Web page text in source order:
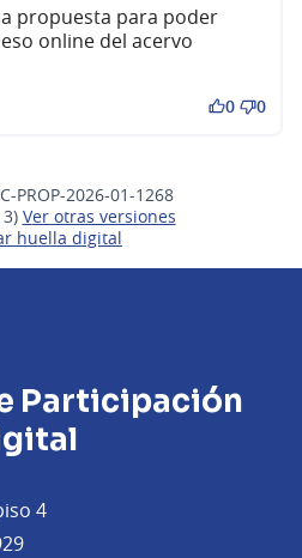
propuesta para poder
online del acervo
0 0
PROP-2026-01-1268
ver otras versiones
huella digital
Participación
4